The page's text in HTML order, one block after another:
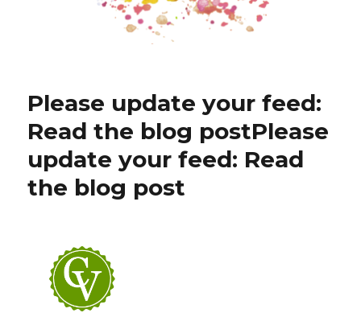
Please update your feed:
Read the blog postPlease
update your feed: Read
the blog post